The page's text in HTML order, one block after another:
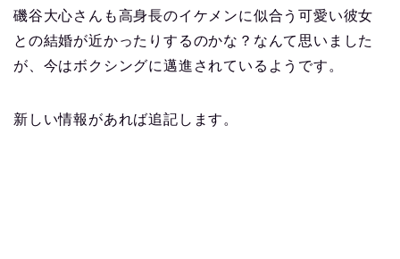
磯谷大心さんも高身長のイケメンに似合う可愛い彼女
との結婚が近かったりするのかな？なんて思いました
が、今はボクシングに邁進されているようです。
新しい情報があれば追記します。